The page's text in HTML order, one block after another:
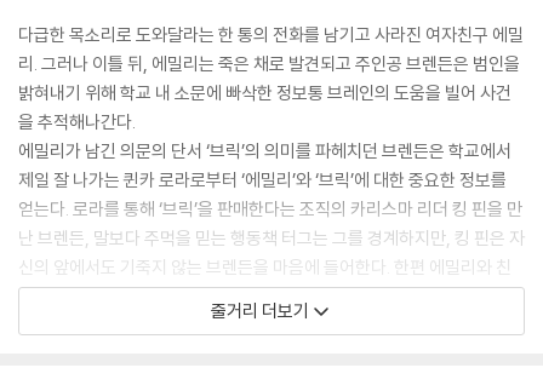
다급한 목소리로 도와달라는 한 통의 전화를 남기고 사라진 여자친구 에밀
리. 그러나 이틀 뒤, 에밀리는 죽은 채로 발견되고 주인공 브렌든은 범인을
밝혀내기 위해 학교 내 소문에 빠삭한 정보통 브레인의 도움을 빌어 사건
을 추적해나간다.
에밀리가 남긴 의문의 단서 ‘브릭’의 의미를 파헤치던 브렌든은 학교에서
제일 잘 나가는 퀸카 로라로부터 ‘에밀리’와 ‘브릭’에 대한 중요한 정보를
얻는다. 로라를 통해 ‘브릭’을 판매한다는 조직의 카리스마 리더 킹 핀을 만
난 브렌든, 말보다 주먹을 믿는 행동책 터그는 그를 경계하지만, 킹 핀은 자
신의 앞에서도 기죽지 않는 브렌든을 마음에 들어한다. 한편 에밀리와 친
했던 약쟁이 도드는 범인이 브렌든이라 믿고, 진실을 폭로하겠다고 협박하
는데…. 끝까지 예측할 수 없는 범인의 정체, 과연 진실은 무엇일까?
줄거리 더보기